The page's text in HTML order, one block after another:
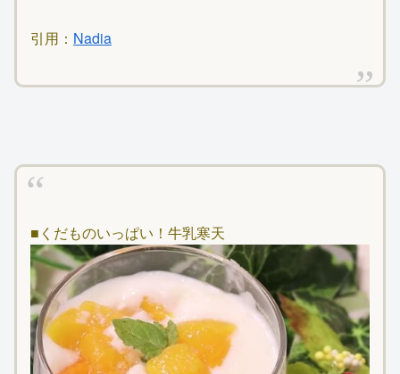
引用： Nadia
■くだものいっぱい！牛乳寒天